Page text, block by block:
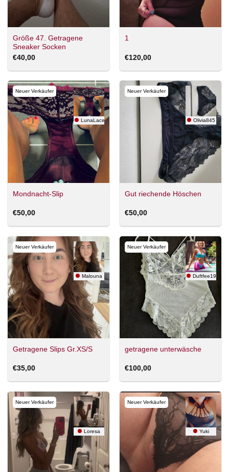
Größe 47. Getragene
Sneaker Socken
€40,00
1
€120,00
Neuer Verkäufer
LunaLace
Mondnacht-Slip
€50,00
Neuer Verkäufer
Olivia845
Gut riechende Höschen
€50,00
Neuer Verkäufer
Malouna
Getragene Slips Gr.XS/S
€35,00
Neuer Verkäufer
Duftfee1907
getragene unterwäsche
€100,00
Neuer Verkäufer
Loresa
Neuer Verkäufer
Yuki